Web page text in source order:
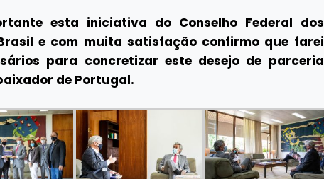
esta iniciativa do Conselho Federal dos
e com muita satisfação confirmo que farei
para concretizar este desejo de parceria
de Portugal.